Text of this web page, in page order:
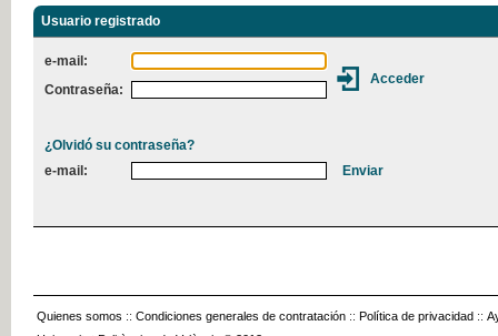
Usuario registrado
e-mail:
Contraseña:
¿Olvidó su contraseña?
e-mail:
Quienes somos :: Condiciones generales de contratación :: Política de privacidad ::